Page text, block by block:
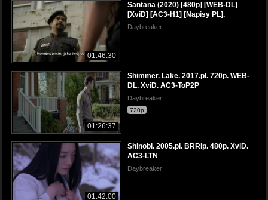
01:46:30
Santana (2020) [480p] [WEB-DL]
[XviD] [AC3-H1] [Napisy PL].
Daybreaker
01:26:37
Shimmer. Lake. 2017.pl. 720p. WEB-
DL. XviD. AC3-ToP2P
Daybreaker
720p
01:42:00
Shinobi. 2005.pl. BRRip. 480p. XviD.
AC3-LTN
Daybreaker